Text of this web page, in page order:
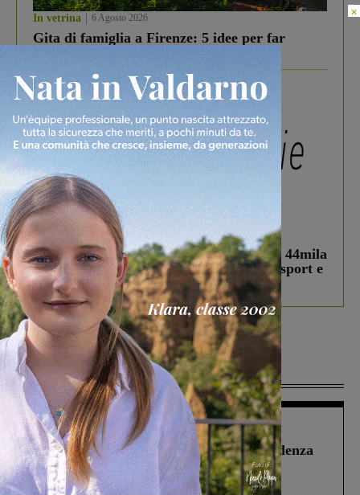
In vetrina 6 Agosto 2026
Gita di famiglia a Firenze: 5 idee per far
In vetrina 3 Agosto 2026
Estra Notizie agosto: Smart Cities, oltre 44mila
studenti coinvolti, torna il bando per lo sport e
debutta il podcast Estrair
Più lette
Figline Incisa Valdarno 1 Agosto 2026
Piscina di Figline finanziata oltre la scadenza
Pnrr, il gruppo di Fratelli d’Italia: “Un
ringraziamento al Governo”
×